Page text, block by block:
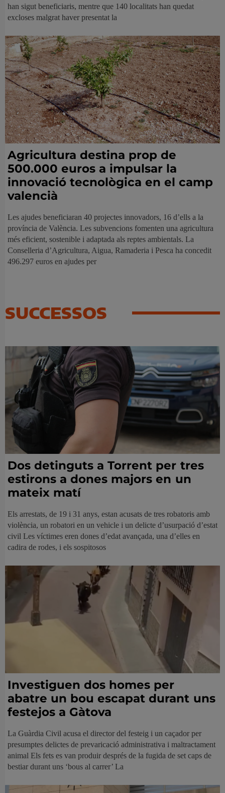
han sigut beneficiaris, mentre que 140 localitats han quedat
excloses malgrat haver presentat la
Agricultura destina prop de
500.000 euros a impulsar la
innovació tecnològica en el camp
valencià
Les ajudes beneficiaran 40 projectes innovadors, 16 d’ells a la
província de València. Les subvencions fomenten una agricultura
més eficient, sostenible i adaptada als reptes ambientals. La
Conselleria d’Agricultura, Aigua, Ramaderia i Pesca ha concedit
496.297 euros en ajudes per
SUCCESSOS
Dos detinguts a Torrent per tres
estirons a dones majors en un
mateix matí
Els arrestats, de 19 i 31 anys, estan acusats de tres robatoris amb
violència, un robatori en un vehicle i un delicte d’usurpació d’estat
civil Les víctimes eren dones d’edat avançada, una d’elles en
cadira de rodes, i els sospitosos
Investiguen dos homes per
abatre un bou escapat durant uns
festejos a Gàtova
La Guàrdia Civil acusa el director del festeig i un caçador per
presumptes delictes de prevaricació administrativa i maltractament
animal Els fets es van produir després de la fugida de set caps de
bestiar durant uns ‘bous al carrer’ La